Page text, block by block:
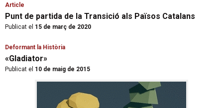
Article
Punt de partida de la Transició als Països Catalans
Publicat el 15 de març de 2020
Deformant la Història
«Gladiator»
Publicat el 10 de maig de 2015